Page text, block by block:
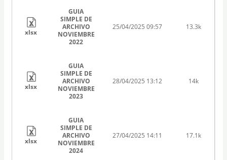
xlsx
GUIA
SIMPLE DE
ARCHIVO
NOVIEMBRE
2022
25/04/2025 09:57 13.3k
xlsx
GUIA
SIMPLE DE
ARCHIVO
NOVIEMBRE
2023
28/04/2025 13:12 14k
xlsx
GUIA
SIMPLE DE
ARCHIVO
NOVIEMBRE
2024
27/04/2025 14:11 17.1k